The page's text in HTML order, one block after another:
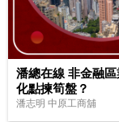
潘總在線 非金融
化點揀筍盤？
潘志明 中原工商舖